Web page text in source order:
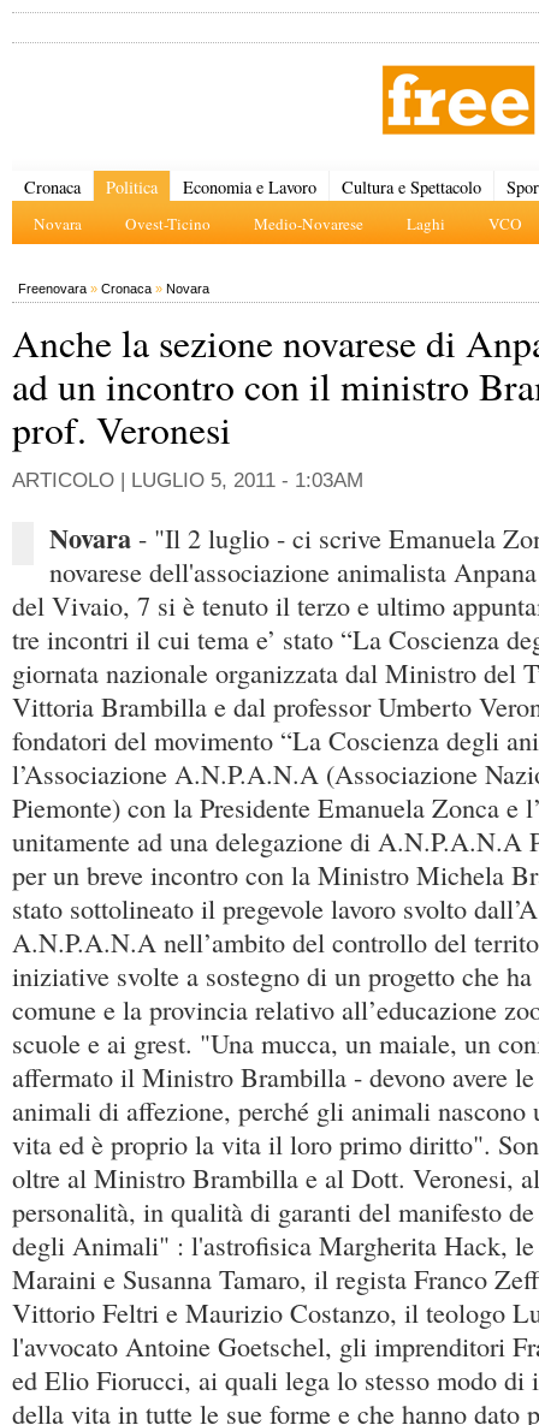
Cronaca Politica
Novara Ovest-Ticino Medio-Novarese Laghi VCO
Economia e Lavoro Cultura e Spettacolo
Freenovara » Cronaca » Novara
Anche la sezione novarese di
ad un incontro con il ministro
prof. Veronesi
ARTICOLO | LUGLIO 5, 2011 - 1:03AM
Novara - "Il 2 luglio - ci scrive Emanuela
novarese dell'associazione animalista
del Vivaio, 7 si è tenuto il terzo e ultimo
tre incontri il cui tema e’ stato “La Coscienza
giornata nazionale organizzata dal Ministro del
Vittoria Brambilla e dal professor Umberto
fondatori del movimento “La Coscienza degli
l’Associazione A.N.P.A.N.A (Associazione
Piemonte) con la Presidente Emanuela Zonca e
unitamente ad una delegazione di A.N.P.A.N.A
per un breve incontro con la Ministro Michela
stato sottolineato il pregevole lavoro svolto
A.N.P.A.N.A nell’ambito del controllo del
iniziative svolte a sostegno di un progetto che
comune e la provincia relativo all’educazione
scuole e ai grest. "Una mucca, un maiale, un
affermato il Ministro Brambilla - devono avere
animali di affezione, perché gli animali nascono
vita ed è proprio la vita il loro primo diritto".
oltre al Ministro Brambilla e al Dott. Veronesi,
personalità, in qualità di garanti del manifesto
degli Animali" : l'astrofisica Margherita Hack,
Maraini e Susanna Tamaro, il regista Franco
Vittorio Feltri e Maurizio Costanzo, il teologo
l'avvocato Antoine Goetschel, gli imprenditori
ed Elio Fiorucci, ai quali lega lo stesso modo di
della vita in tutte le sue forme e che hanno dato